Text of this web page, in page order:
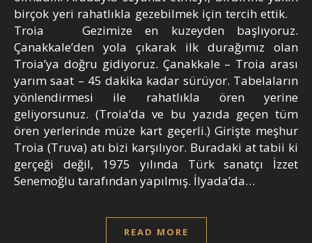
birçok yeri rahatlıkla gezebilmek için tercih ettik.
Troia Gezimize en kuzeyden başlıyoruz.
Çanakkale’den yola çıkarak ilk durağımız olan
Troia’ya doğru gidiyoruz. Çanakkale – Troia arası
yarım saat – 45 dakika kadar sürüyor. Tabelaların
yönlendirmesi ile rahatlıkla ören yerine
geliyorsunuz. (Troia’da ve bu yazıda geçen tüm
ören yerlerinde müze kart geçerli.) Girişte meşhur
Troia (Truva) atı bizi karşılıyor. Buradaki at tabii ki
gerçeği değil, 1975 yılında Türk sanatçı İzzet
Senemoğlu tarafından yapılmış. İlyada’da…
READ MORE